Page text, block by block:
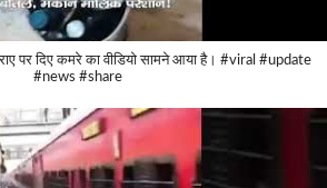
पर दिए कमरे का वीडियो सामने आया है। #viral #update
#news #share